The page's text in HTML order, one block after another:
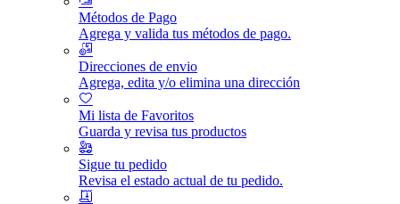
Métodos de Pago
Agrega y valida tus métodos de pago.
Direcciones de envio
Agrega, edita y/o elimina una dirección
Mi lista de Favoritos
Guarda y revisa tus productos
Sigue tu pedido
Revisa el estado actual de tu pedido.